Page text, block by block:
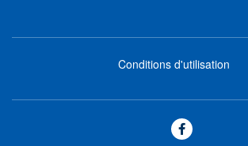
footer
Conditions d'utilisation